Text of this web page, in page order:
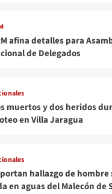
afina detalles para
de Delegados
muertos y dos heridos
en Villa Jaragua
hallazgo de hombre
en aguas del Malecón de